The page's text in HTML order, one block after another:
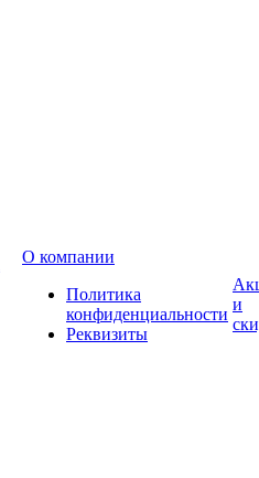
О компании
Политика
конфиденциальности
Реквизиты
и